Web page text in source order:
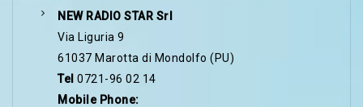
NEW RADIO STAR Srl
Via Liguria 9
61037 Marotta di Mondolfo (PU)
Tel 0721-96 02 14
Mobile Phone: